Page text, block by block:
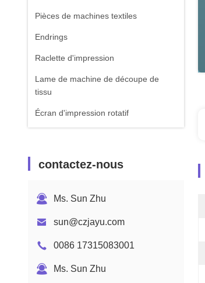
Pièces de machines textiles
Endrings
Raclette d'impression
Lame de machine de découpe de
tissu
Écran d'impression rotatif
contactez-nous
Ms. Sun Zhu
sun@czjayu.com
0086 17315083001
Ms. Sun Zhu